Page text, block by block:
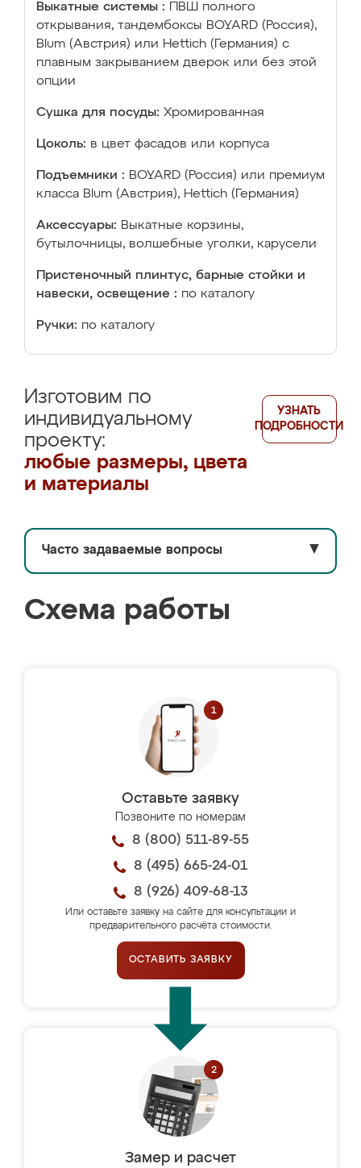
Выкатные системы :
ПВШ полного
открывания, тандембоксы BOYARD (Россия),
Blum (Австрия) или Hettich (Германия) с
плавным закрыванием дверок или без этой
опции
Сушка для посуды: Хромированная
Цоколь: в цвет фасадов или корпуса
Подъемники : BOYARD (Россия) или премиум
класса Blum (Австрия), Hettich (Германия)
Аксессуары: Выкатные корзины,
бутылочницы, волшебные уголки, карусели
Пристеночный плинтус, барные стойки и
навески, освещение : по каталогу
Ручки: по каталогу
Изготовим по
индивидуальному
проекту:
любые размеры, цвета
и материалы
УЗНАТЬ
ПОДРОБНОСТИ
Часто задаваемые вопросы ▼
Схема работы
Оставьте заявку
Позвоните по номерам
8 (800) 511-89-55
8 (495) 665-24-01
8 (926) 409-68-13
Или оставьте заявку на сайте для консультации и
предварительного расчёта стоимости.
ОСТАВИТЬ ЗАЯВКУ
Замер и расчет